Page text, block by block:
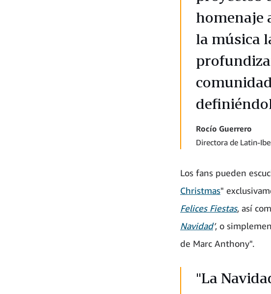
homenaje
la música
Rocío Guerrero
Directora de Latin-
Los fans pueden
Christmas"
Felices Fiestas, así
Navidad’, o
de Marc Anthony".
"La